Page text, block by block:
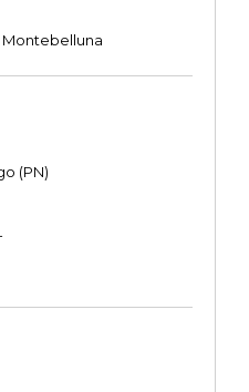
Montebelluna
(PN)